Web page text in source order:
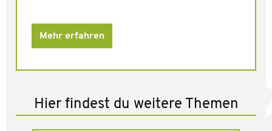
Mehr erfahren
Hier findest du weitere Themen